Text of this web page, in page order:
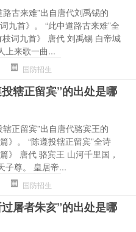
路古来难”出自唐代刘禹锡的
词九首》。 “此中道路古来难”全
词九首》 唐代 刘禹锡 白帝城
上来歌一曲...
国防招生
辖正留宾”的出处是哪
辖正留宾”出自唐代骆宾王的
篇》。 “陈遵投辖正留宾”全诗
篇》 唐代 骆宾王 山河千里国，
子尊。 皇居帝...
国防招生
屠者朱亥”的出处是哪